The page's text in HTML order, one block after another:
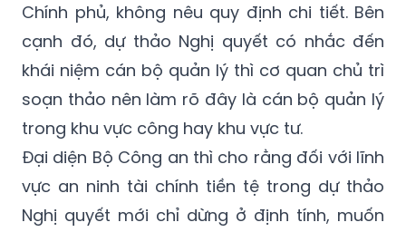
Chính phủ, không nêu quy định chi tiết. Bên
cạnh đó, dự thảo Nghị quyết có nhắc đến
khái niệm cán bộ quản lý thì cơ quan chủ trì
soạn thảo nên làm rõ đây là cán bộ quản lý
trong khu vực công hay khu vực tư.
Đại diện Bộ Công an thì cho rằng đối với lĩnh
vực an ninh tài chính tiền tệ trong dự thảo
Nghị quyết mới chỉ dừng ở định tính, muốn